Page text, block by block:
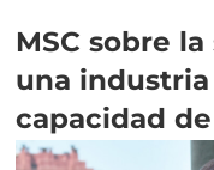
MSC sobre
una
capacidad